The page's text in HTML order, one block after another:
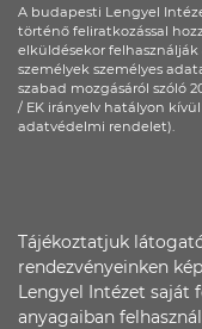
A budapesti Lengyel
történő feliratkozással
elküldésekor felhasználják
személyek személyes
szabad mozgásáról szóló
/ EK irányelv hatályon
adatvédelmi rendelet).
Tájékoztatjuk
rendezvényeinken
Lengyel Intézet saját
anyagaiban